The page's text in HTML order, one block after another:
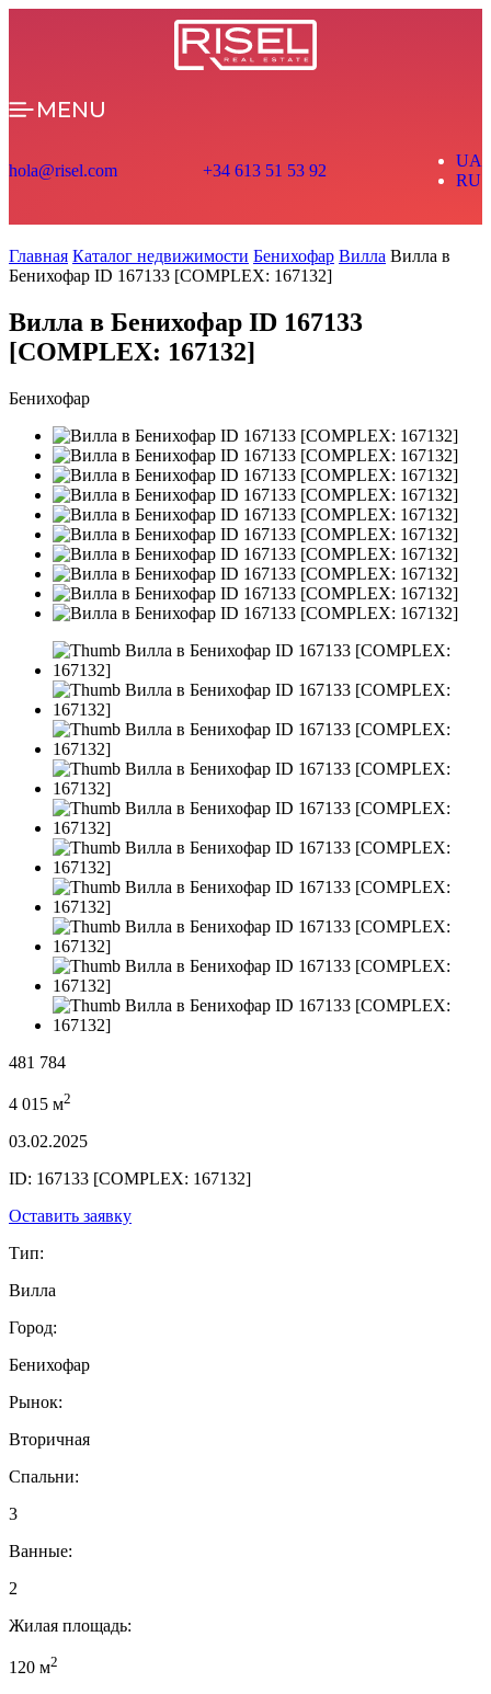
MENU
hola@risel.com +34 613 51 53 92
UA
RU
Главная Каталог недвижимости Бенихофар Вилла Вилла в
Бенихофар ID 167133 [COMPLEX: 167132]
Вилла в Бенихофар ID 167133
[COMPLEX: 167132]
Бенихофар
481 784
4 015 м2
03.02.2025
ID: 167133 [COMPLEX: 167132]
Оставить заявку
Тип:
Вилла
Город:
Бенихофар
Рынок:
Вторичная
Спальни:
3
Ванные:
2
Жилая площадь:
120 м2